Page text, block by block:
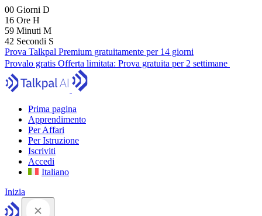
00 Giorni D
16 Ore H
59 Minuti M
41 Secondi S
Prova Talkpal Premium gratuitamente per 14 giorni
Provalo gratis Offerta limitata: Prova gratuita per 2 settimane
Prima pagina
Apprendimento
Per Affari
Per Istruzione
Iscriviti
Accedi
Italiano
Inizia